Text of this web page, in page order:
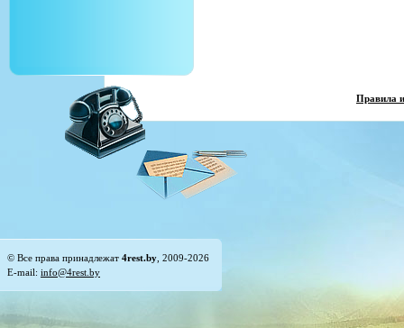
Правила
© Все права принадлежат 4rest.by , 2009-2026
E-mail: info@4rest.by